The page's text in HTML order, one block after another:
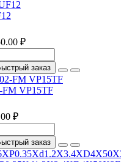
₽
заказ
FM VP15TF
₽
заказ